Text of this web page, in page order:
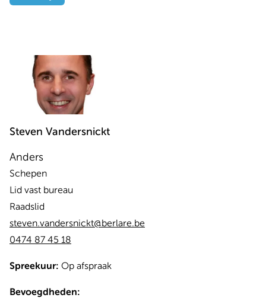
Steven Vandersnickt
Anders
Schepen
Lid vast bureau
Raadslid
steven.vandersnickt@berlare.be
0474 87 45 18
Spreekuur: Op afspraak
Bevoegdheden: